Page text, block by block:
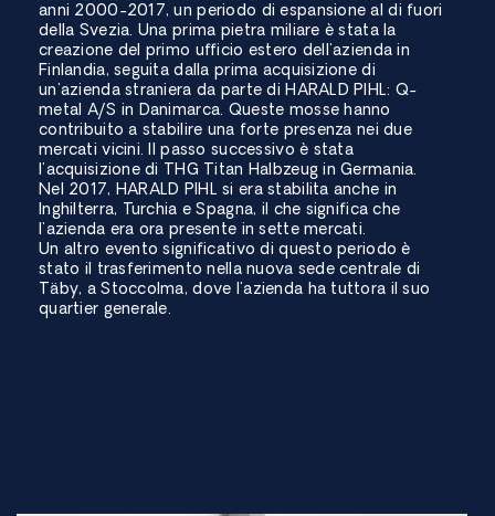
anni 2000-2017, un periodo di espansione al di fuori
della Svezia. Una prima pietra miliare è stata la
creazione del primo ufficio estero dell'azienda in
Finlandia, seguita dalla prima acquisizione di
un'azienda straniera da parte di HARALD PIHL: Q-
metal A/S in Danimarca. Queste mosse hanno
contribuito a stabilire una forte presenza nei due
mercati vicini. Il passo successivo è stata
l'acquisizione di THG Titan Halbzeug in Germania.
Nel 2017, HARALD PIHL si era stabilita anche in
Inghilterra, Turchia e Spagna, il che significa che
l'azienda era ora presente in sette mercati.
Un altro evento significativo di questo periodo è
stato il trasferimento nella nuova sede centrale di
Täby, a Stoccolma, dove l'azienda ha tuttora il suo
quartier generale.